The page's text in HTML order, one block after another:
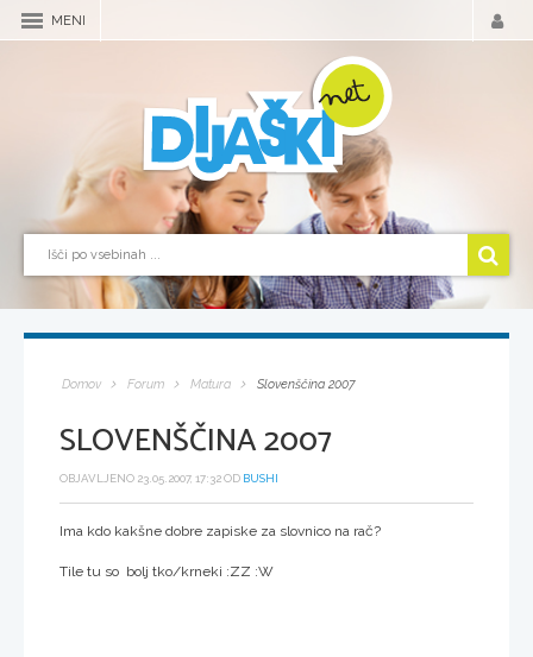
MENI
Domov Forum Matura Slovenščina 2007
SLOVENŠČINA 2007
OBJAVLJENO 23.05.2007, 17:32 OD BUSHI
Ima kdo kakšne dobre zapiske za slovnico na rač?
Tile tu so bolj tko/krneki :ZZ :W